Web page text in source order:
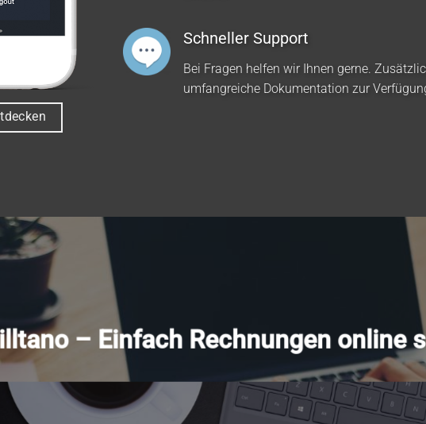
Schneller Support
Bei Fragen helfen wir Ihnen gerne.
umfangreiche Dokumentation zur
– Einfach Rechnungen online